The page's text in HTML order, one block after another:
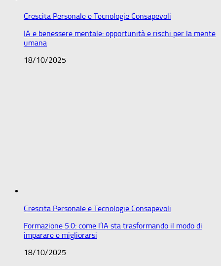
Crescita Personale e Tecnologie Consapevoli
IA e benessere mentale: opportunità e rischi per la mente
umana
18/10/2025
Crescita Personale e Tecnologie Consapevoli
Formazione 5.0: come l’IA sta trasformando il modo di
imparare e migliorarsi
18/10/2025